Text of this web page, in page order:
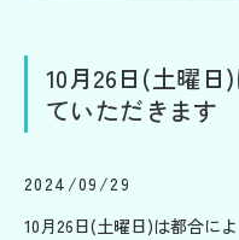
10月26日(土曜
ていただきます
2024/09/29
10月26日(土曜日)は都合に